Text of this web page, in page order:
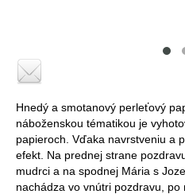
Hnedý a smotanový perleťový
náboženskou tématikou je
papieroch. Vďaka navrstveniu a
efekt. Na prednej strane
mudrci a na spodnej Mária s
nachádza vo vnútri pozdravu, po